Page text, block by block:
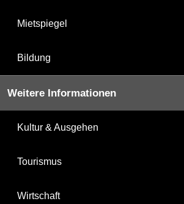
Mietspiegel
Bildung
Weitere Informationen
Kultur & Ausgehen
Tourismus
Wirtschaft